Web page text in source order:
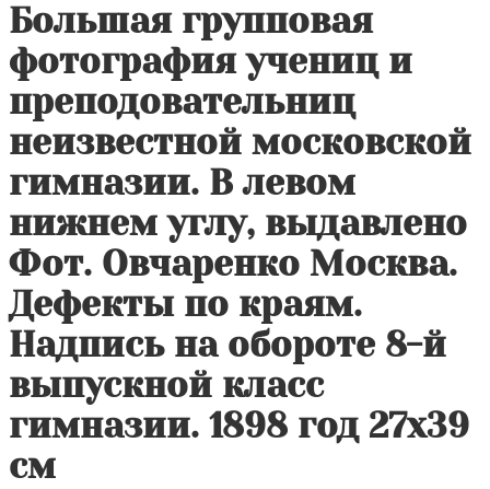
Большая групповая
фотография учениц и
преподовательниц
неизвестной московской
гимназии. В левом
нижнем углу, выдавлено
Фот. Овчаренко Москва.
Дефекты по краям.
Надпись на обороте 8-й
выпускной класс
гимназии. 1898 год 27х39
см